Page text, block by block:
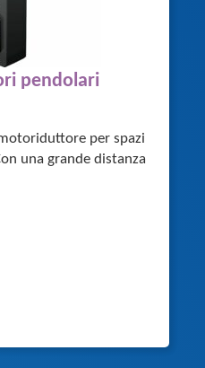
pendolari
per spazi
una grande distanza